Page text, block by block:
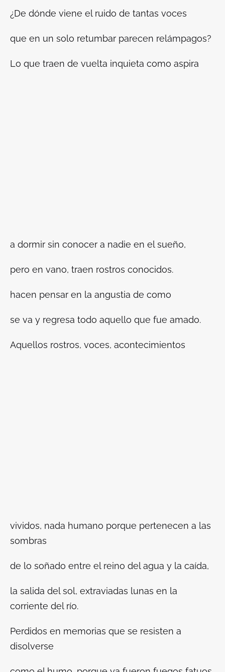
¿De dónde viene el ruido de tantas voces
que en un solo retumbar parecen relámpagos?
Lo que traen de vuelta inquieta como aspira
a dormir sin conocer a nadie en el sueño,
pero en vano, traen rostros conocidos.
hacen pensar en la angustia de como
se va y regresa todo aquello que fue amado.
Aquellos rostros, voces, acontecimientos
vividos, nada humano porque pertenecen a las
sombras
de lo soñado entre el reino del agua y la caída,
la salida del sol, extraviadas lunas en la
corriente del río.
Perdidos en memorias que se resisten a
disolverse